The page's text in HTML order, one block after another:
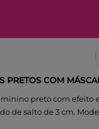
PRETOS COM
preto com efeito
de salto de 3 cm.